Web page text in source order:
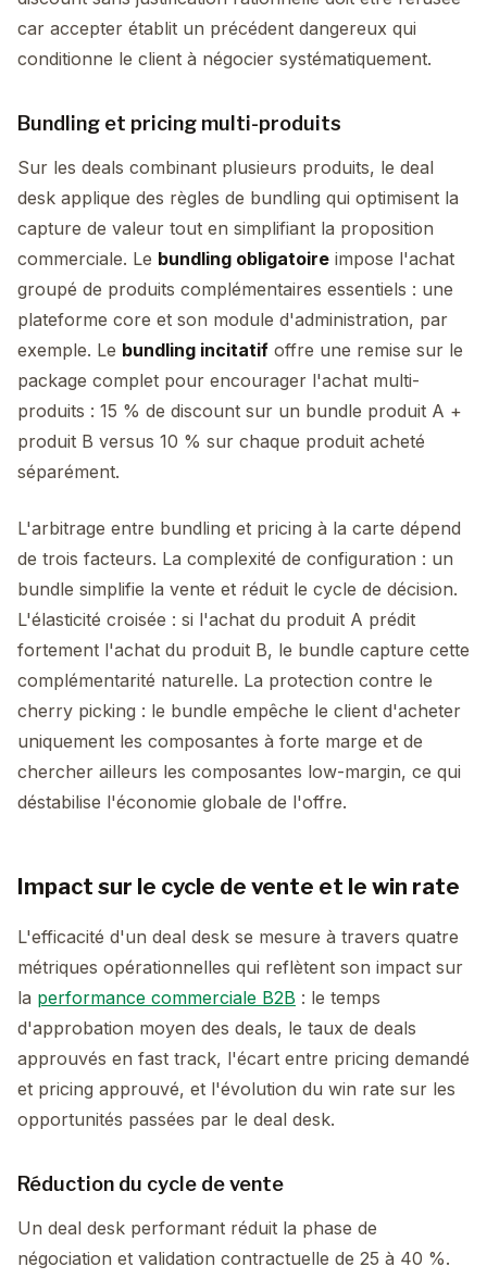
car accepter établit un précédent dangereux qui
conditionne le client à négocier systématiquement.
Bundling et pricing multi-produits
Sur les deals combinant plusieurs produits, le deal
desk applique des règles de bundling qui optimisent la
capture de valeur tout en simplifiant la proposition
commerciale. Le bundling obligatoire impose l'achat
groupé de produits complémentaires essentiels : une
plateforme core et son module d'administration, par
exemple. Le bundling incitatif offre une remise sur le
package complet pour encourager l'achat multi-
produits : 15 % de discount sur un bundle produit A +
produit B versus 10 % sur chaque produit acheté
séparément.
L'arbitrage entre bundling et pricing à la carte dépend
de trois facteurs. La complexité de configuration : un
bundle simplifie la vente et réduit le cycle de décision.
L'élasticité croisée : si l'achat du produit A prédit
fortement l'achat du produit B, le bundle capture cette
complémentarité naturelle. La protection contre le
cherry picking : le bundle empêche le client d'acheter
uniquement les composantes à forte marge et de
chercher ailleurs les composantes low-margin, ce qui
déstabilise l'économie globale de l'offre.
Impact sur le cycle de vente et le win rate
L'efficacité d'un deal desk se mesure à travers quatre
métriques opérationnelles qui reflètent son impact sur
la performance commerciale B2B : le temps
d'approbation moyen des deals, le taux de deals
approuvés en fast track, l'écart entre pricing demandé
et pricing approuvé, et l'évolution du win rate sur les
opportunités passées par le deal desk.
Réduction du cycle de vente
Un deal desk performant réduit la phase de
négociation et validation contractuelle de 25 à 40 %.